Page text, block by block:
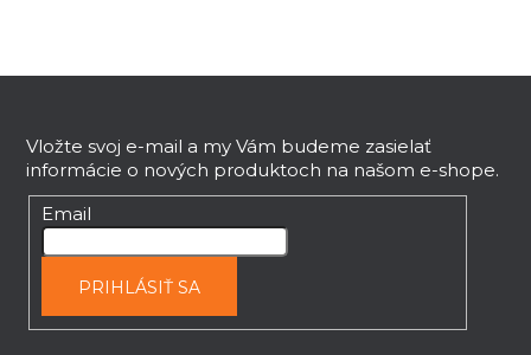
Vložte svoj e-mail a my Vám budeme zasielať
informácie o nových produktoch na našom e-shope.
Email
PRIHLÁSIŤ SA